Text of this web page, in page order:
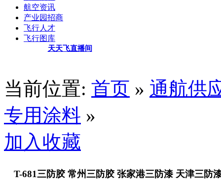
航空资讯
产业园招商
飞行人才
飞行图库
天天飞直播间
当前位置: 首页 » 通航供
专用涂料 »
加入收藏
T-681三防胶 常州三防胶 张家港三防漆 天津三防